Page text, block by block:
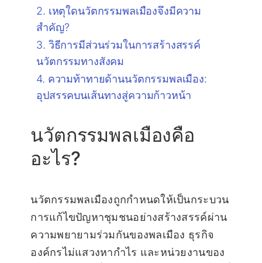
เหตุใดนวัตกรรมพลเมืองจึงมีความ
สำคัญ?
วิธีการมีส่วนร่วมในการสร้างสรรค์
นวัตกรรมทางสังคม
ความท้าทายด้านนวัตกรรมพลเมือง:
อุปสรรคบนเส้นทางสู่ความก้าวหน้า
นวัตกรรมพลเมืองคือ
อะไร?
นวัตกรรมพลเมืองถูกกำหนดให้เป็นกระบวน
การแก้ไขปัญหาชุมชนอย่างสร้างสรรค์ผ่าน
ความพยายามร่วมกันของพลเมือง ธุรกิจ
องค์กรไม่แสวงหากำไร และหน่วยงานของ